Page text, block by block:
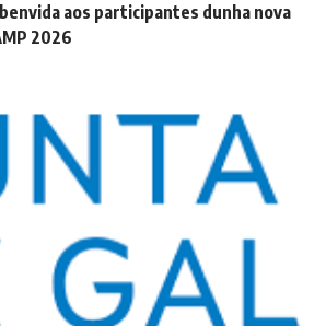
aos participantes dunha nova
2026